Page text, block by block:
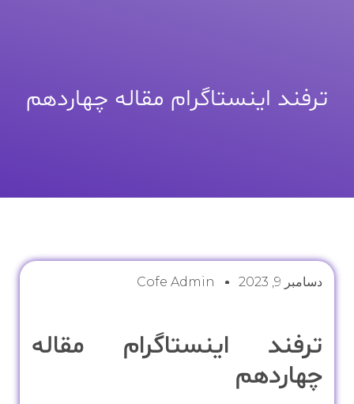
ترفند اینستاگرام مقاله چهاردهم
دسامبر 9, 2023 Cofe Admin
ترفند اینستاگرام مقاله
چهاردهم